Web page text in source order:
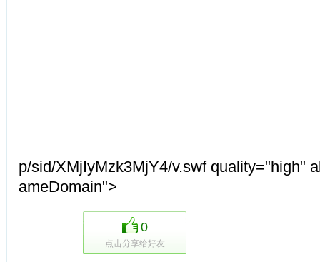
p/sid/XMjIyMzk3MjY4/v.swf quality="high"
ameDomain">
0
点击分享给好友